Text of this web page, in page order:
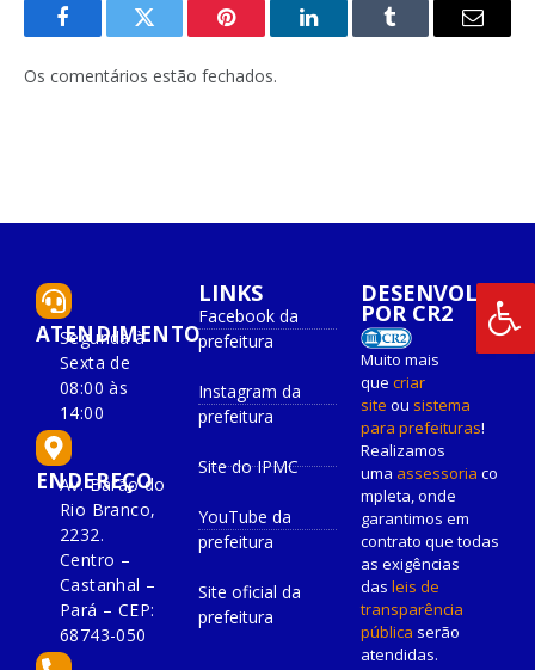
FacebookTwitter Pinterest O
Tumblr
E-
Os comentários estão fechados.
ATENDIMENTO
Segunda à
Sexta de
08:00 às
14:00
ENDEREÇO
Av. Barão do
Rio Branco,
2232.
Centro –
Castanhal –
Pará – CEP:
68743-050
LINKS
Facebook da
prefeitura
Instagram da
prefeitura
Site do IPMC
YouTube da
prefeitura
Site oficial da
prefeitura
DESENVOLVIDO
POR CR2
Muito mais
que criar
site ou sistema
para prefeituras!
Realizamos
uma assessoria co
mpleta, onde
garantimos em
contrato que todas
as exigências
das leis de
transparência
pública serão
atendidas.